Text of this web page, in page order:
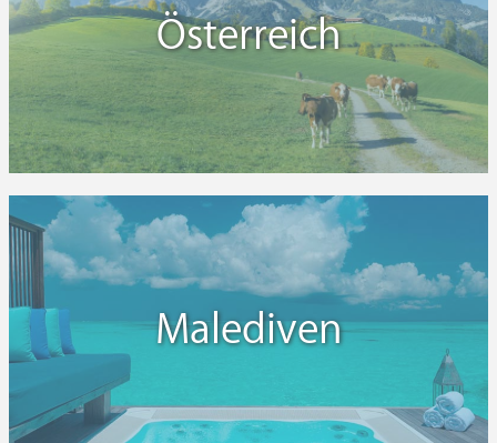
Österreich
Malediven